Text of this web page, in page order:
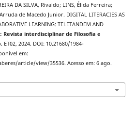
DA SILVA, Rivaldo; LINS, Élida Ferreira;
de Macedo Junior. DIGITAL LITERACIES AS
LEARNING: TELETANDEM AND
Revista interdisciplinar de Filosofia e
ET02, 2024. DOI: 10.21680/1984-
em:
article/view/35536. Acesso em: 6 ago.